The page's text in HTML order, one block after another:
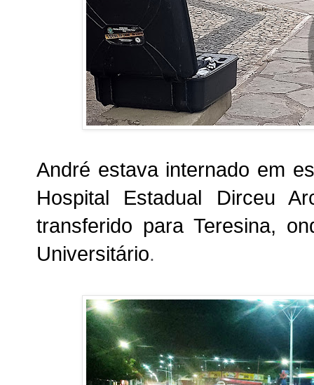
André estava internado em
Hospital Estadual Dirceu
transferido para Teresina,
Universitário.